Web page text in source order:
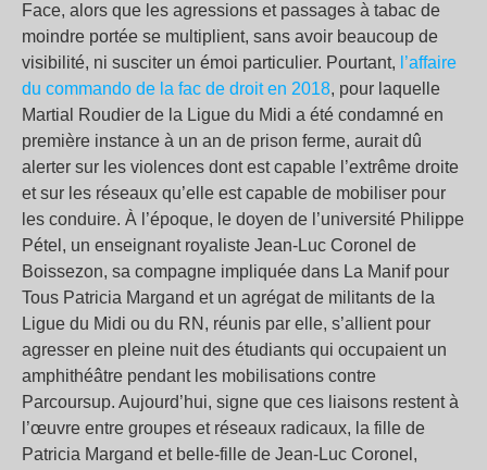
Face, alors que les agressions et passages à tabac de
moindre portée se multiplient, sans avoir beaucoup de
visibilité, ni susciter un émoi particulier. Pourtant, l’affaire
du commando de la fac de droiten 2018, pour laquelle
Martial Roudier de la Ligue du Midi a été condamné en
première instance à un an de prison ferme, aurait dû
alerter sur les violences dont est capable l’extrême droite
et sur les réseaux qu’elle est capable de mobiliser pour
les conduire. À l’époque, le doyen de l’université Philippe
Pétel, un enseignant royaliste Jean-Luc Coronel de
Boissezon, sa compagne impliquée dans La Manif pour
Tous Patricia Margand et un agrégat de militants de la
Ligue du Midi ou du RN, réunis par elle, s’allient pour
agresser en pleine nuit des étudiants qui occupaient un
amphithéâtre pendant les mobilisations contre
Parcoursup. Aujourd’hui, signe que ces liaisons restent à
l’œuvre entre groupes et réseaux radicaux, la fille de
Patricia Margand et belle-fille de Jean-Luc Coronel,